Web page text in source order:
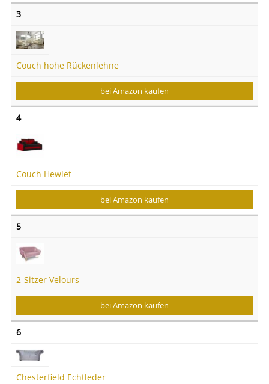
3
Couch hohe Rückenlehne
bei Amazon kaufen
4
Couch Hewlet
bei Amazon kaufen
5
2-Sitzer Velours
bei Amazon kaufen
6
Chesterfield Echtleder